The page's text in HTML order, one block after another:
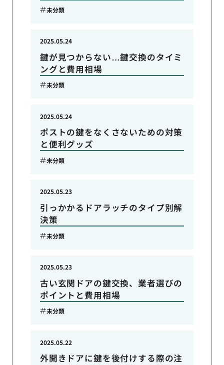
未分類
鍵が見つからない…鍵交換のタイミ
ングと費用相場
2025.05.24
未分類
ポストの鍵をなくさないための対策
と便利グッズ
2025.05.24
未分類
引っかかるドアラッチのタイプ別解
決策
2025.05.23
未分類
古い玄関ドアの鍵交換、業者選びの
ポイントと費用相場
2025.05.23
未分類
外開きドアに鍵を後付けする際の注
2025.05.22